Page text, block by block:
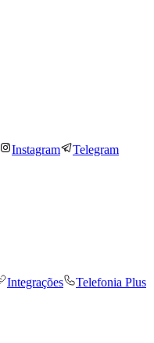
Instagram Telegram
Integrações
Telefonia Plus